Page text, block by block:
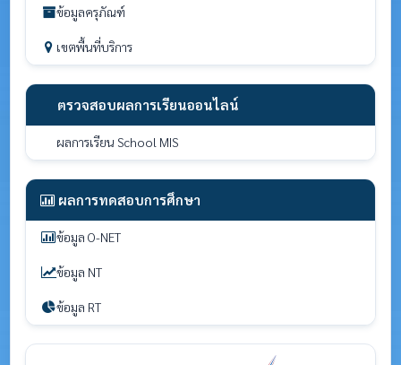
ข้อมูลครุภัณฑ์
เขตพื้นที่บริการ
ตรวจสอบผลการเรียนออนไลน์
ผลการเรียน School MIS
ผลการทดสอบการศึกษา
ข้อมูล O-NET
ข้อมูล NT
ข้อมูล RT